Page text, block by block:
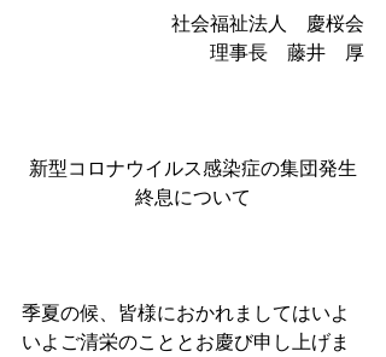
社会福祉法人　慶桜会
理事長　藤井　厚
新型コロナウイルス感染症の集団発生
終息について
季夏の候、皆様におかれましてはいよ
いよご清栄のこととお慶び申し上げま